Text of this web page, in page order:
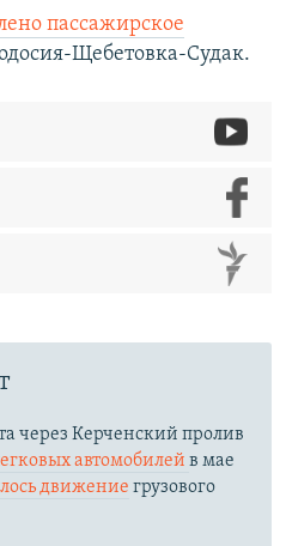
пассажирское
Щебетовка-Судак.
через Керченский пролив
автомобилей в мае
движение грузового